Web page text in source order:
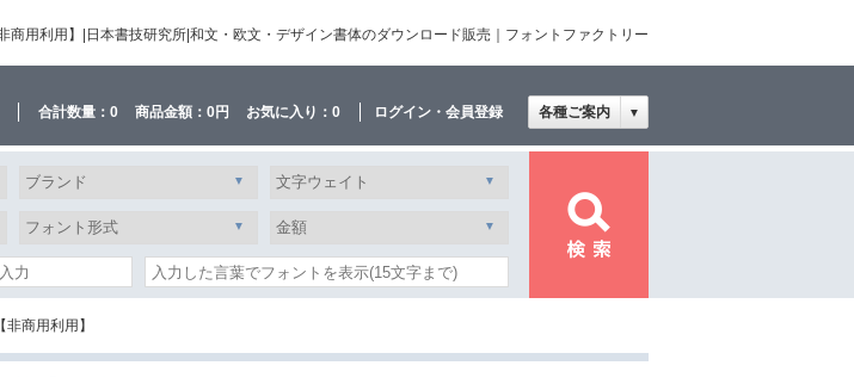
商用利用】|日本書技研究所|和文・欧文・デザイン書体のダウンロード販売｜フォントファクトリー
合計数量： 0 商品金額： 0円 お気に入り： 0 ログイン・会員登録 各種ご案内 ▼
商用利用】